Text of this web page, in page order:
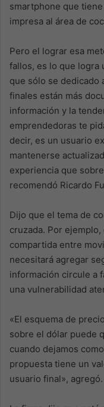
smartphone que
impresa al área de
Pero el lograr esa
fallos, es lo que logra
que sólo se dedicado
finales están más
información y la
emprendedoras te
decir, es un usuario
mantenerse
experiencia que
recomendó Ricardo
Dijo que el tema de
cruzada. Por
compartida entre
necesitará agregar
información circule a
una vulnerabilidad
«El esquema de
sobre el dólar puede
cuando dejamos
propuesta tiene un
usuario final», agregó.